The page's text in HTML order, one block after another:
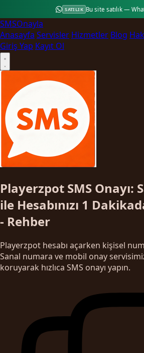
SATILIK Bu site satılık —
SMSOnayla
Anasayfa Servisler Hizmetler Blog
Giriş Yap Kayıt Ol
Playerzpot SMS Onayı:
ile Hesabınızı 1
- Rehber
Playerzpot hesabı açarken kişisel
Sanal numara ve mobil onay
koruyarak hızlıca SMS onayı yapın.